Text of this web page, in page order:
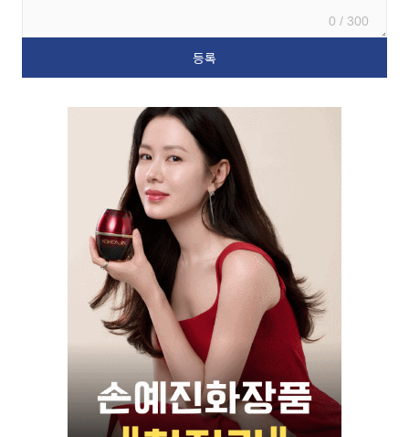
0 / 300